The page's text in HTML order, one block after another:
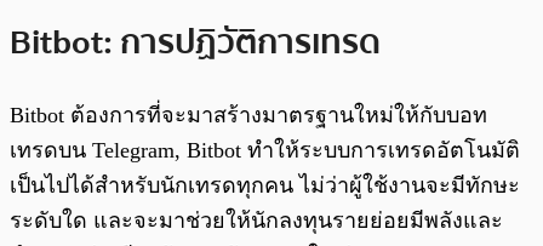
Bitbot: การปฏิวัติการเทรด
Bitbot ต้องการที่จะมาสร้างมาตรฐานใหม่ให้กับบอท
เทรดบน Telegram, Bitbot ทำให้ระบบการเทรดอัตโนมัติ
เป็นไปได้สำหรับนักเทรดทุกคน ไม่ว่าผู้ใช้งานจะมีทักษะ
ระดับใด และจะมาช่วยให้นักลงทุนรายย่อยมีพลังและ